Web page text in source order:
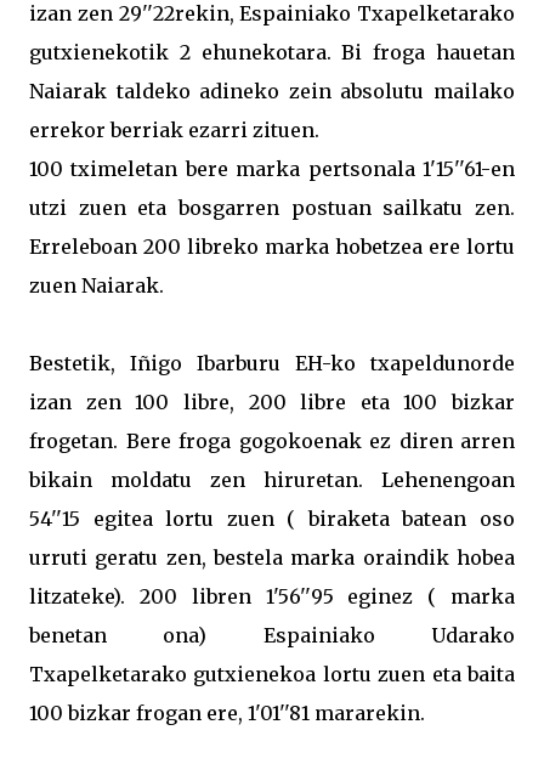
izan zen 29''22rekin, Espainiako Txapelketarako
gutxienekotik 2 ehunekotara. Bi froga hauetan
Naiarak taldeko adineko zein absolutu mailako
errekor berriak ezarri zituen.
100 tximeletan bere marka pertsonala 1'15''61-en
utzi zuen eta bosgarren postuan sailkatu zen.
Erreleboan 200 libreko marka hobetzea ere lortu
zuen Naiarak.
Bestetik, Iñigo Ibarburu EH-ko txapeldunorde
izan zen 100 libre, 200 libre eta 100 bizkar
frogetan. Bere froga gogokoenak ez diren arren
bikain moldatu zen hiruretan. Lehenengoan
54''15 egitea lortu zuen ( biraketa batean oso
urruti geratu zen, bestela marka oraindik hobea
litzateke). 200 libren 1'56''95 eginez ( marka
benetan ona) Espainiako Udarako
Txapelketarako gutxienekoa lortu zuen eta baita
100 bizkar frogan ere, 1'01''81 mararekin.